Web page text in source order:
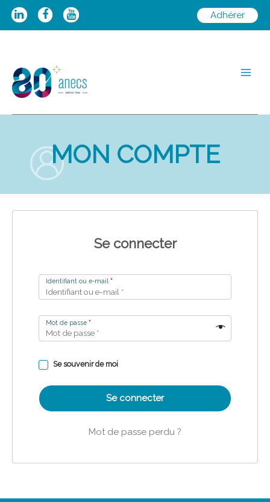
Aller
Adhérer
MON COMPTE
Se connecter
Identifiant ou e-mail *
Mot de passe *
Se souvenir de moi
Se connecter
Mot de passe perdu ?